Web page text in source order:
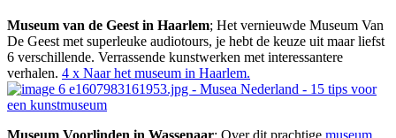
Museum van de Geest in Haarlem; Het vernieuwde Museum Van
De Geest met superleuke audiotours, je hebt de keuze uit maar liefst
6 verschillende. Verrassende kunstwerken met interessantere
verhalen. 4 x Naar het museum in Haarlem.
Museum Voorlinden in Wassenaar; Over dit prachtige museum